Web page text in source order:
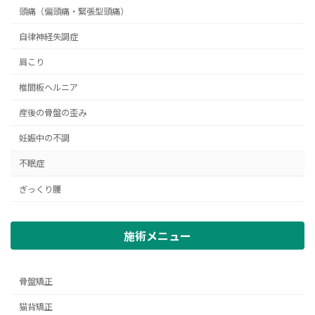
頭痛（偏頭痛・緊張型頭痛）
自律神経失調症
肩こり
椎間板ヘルニア
産後の骨盤の歪み
妊娠中の不調
不眠症
ぎっくり腰
施術メニュー
骨盤矯正
猫背矯正